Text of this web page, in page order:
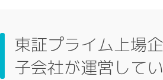
東証プライム上場
子会社が運営して